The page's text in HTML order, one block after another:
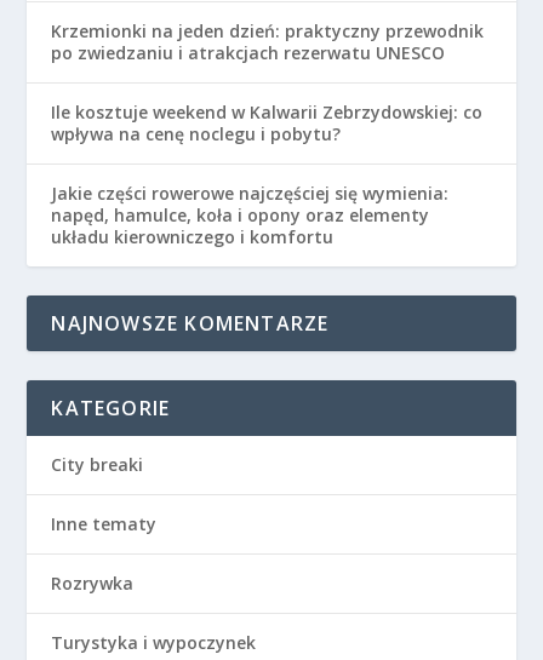
Krzemionki na jeden dzień: praktyczny przewodnik
po zwiedzaniu i atrakcjach rezerwatu UNESCO
Ile kosztuje weekend w Kalwarii Zebrzydowskiej: co
wpływa na cenę noclegu i pobytu?
Jakie części rowerowe najczęściej się wymienia:
napęd, hamulce, koła i opony oraz elementy
układu kierowniczego i komfortu
NAJNOWSZE KOMENTARZE
KATEGORIE
City breaki
Inne tematy
Rozrywka
Turystyka i wypoczynek